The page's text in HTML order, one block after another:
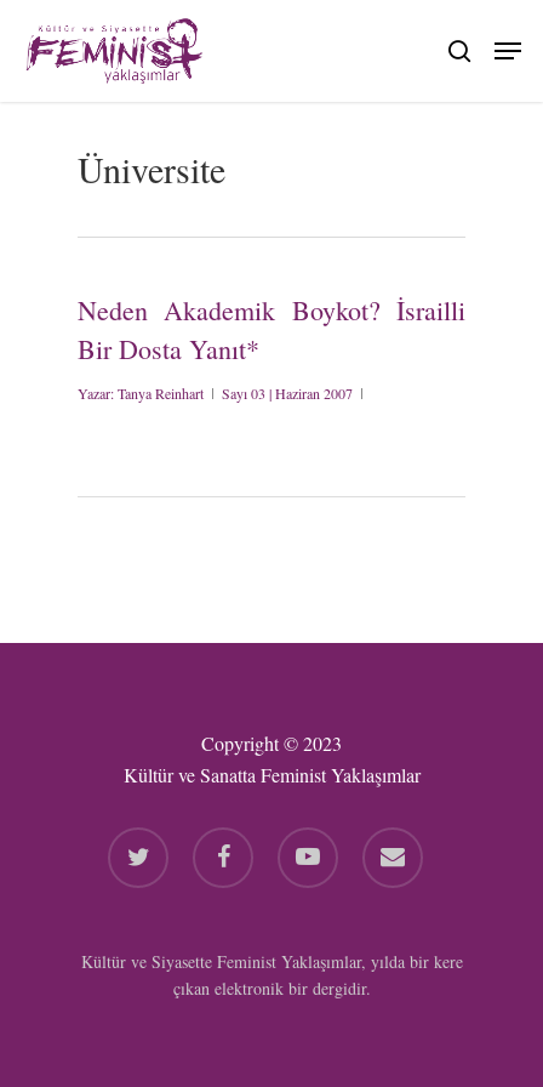
main
search
Üniversite
Neden Akademik Boykot? İsrailli
Bir Dosta Yanıt*
Yazar:Tanya Reinhart Sayı 03 | Haziran 2007
Copyright © 2023
Kültür ve Sanatta Feminist Yaklaşımlar
twitter facebook youtube email
Kültür ve Siyasette Feminist Yaklaşımlar, yılda bir kere
çıkan elektronik bir dergidir.